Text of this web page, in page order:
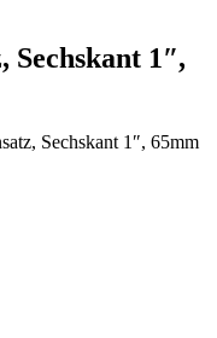
Sechskant 1″,
Sechskant 1″, 65mm